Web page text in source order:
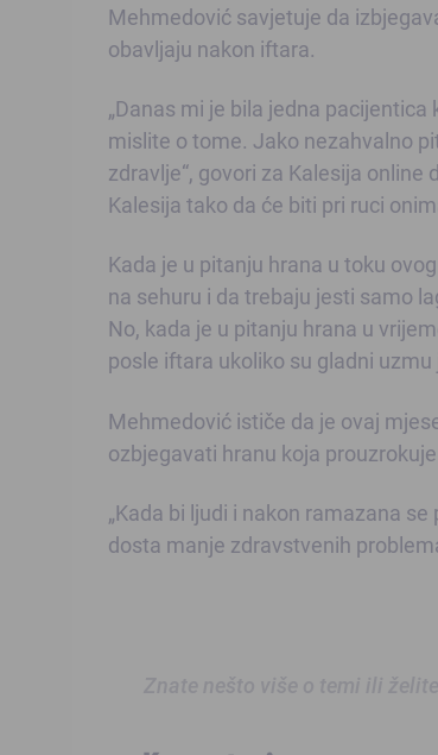
Mehmedović savjetuje da
obavljaju nakon iftara.
„Danas mi je bila jedna
mislite o tome. Jako nezahvalno
zdravlje“, govori za Kalesija
Kalesija tako da će biti pri ruci
Kada je u pitanju hrana u toku
na sehuru i da trebaju jesti samo
No, kada je u pitanju hrana u
posle iftara ukoliko su gladni
Mehmedović ističe da je ovaj
ozbjegavati hranu koja
„Kada bi ljudi i nakon ramazana
dosta manje zdravstvenih
Znate nešto više o temi ili